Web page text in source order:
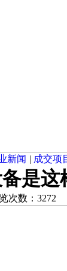
新闻 | 成交项
是
次数：3272